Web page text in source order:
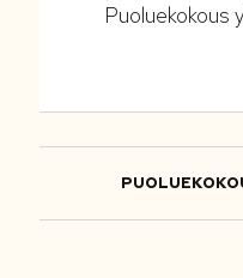
Puoluekokous